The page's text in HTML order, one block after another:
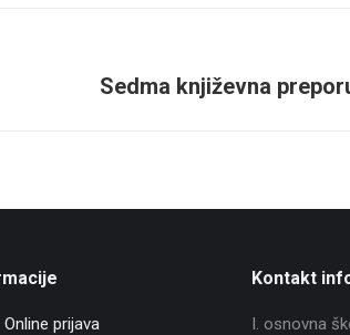
Sedma književna
prijava
Kontakt
I. osnovna